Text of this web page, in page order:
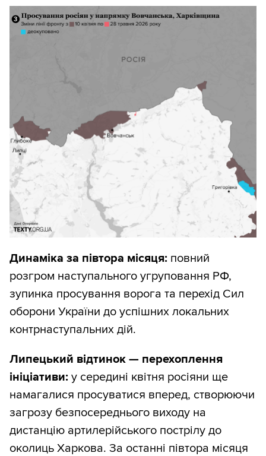
Динаміка за півтора місяця: повний
розгром наступального угруповання РФ,
зупинка просування ворога та перехід Сил
оборони України до успішних локальних
контрнаступальних дій.
Липецький відтинок — перехоплення
ініціативи: у середині квітня росіяни ще
намагалися просуватися вперед, створюючи
загрозу безпосереднього виходу на
дистанцію артилерійського пострілу до
околиць Харкова. За останні півтора місяця